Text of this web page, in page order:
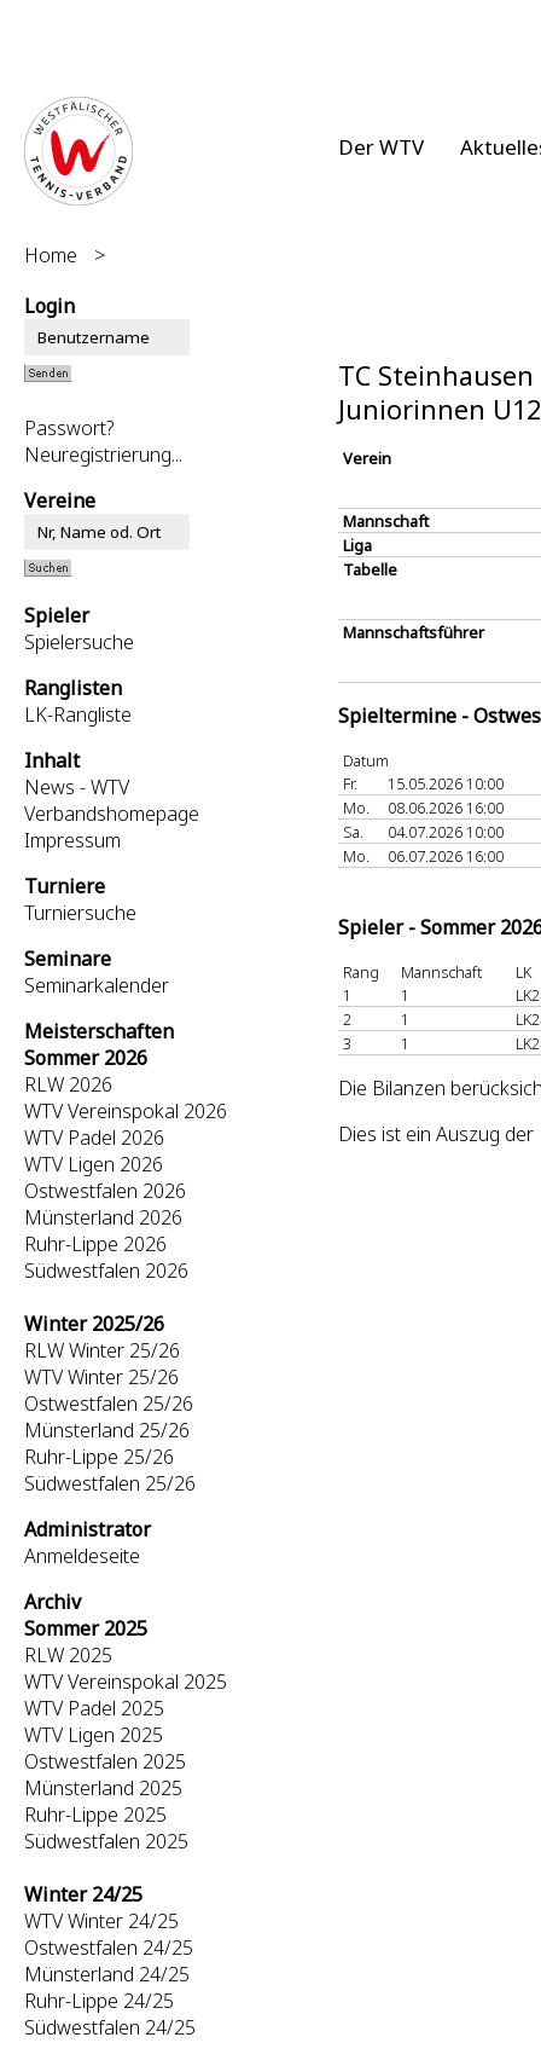
Der WTV
Home
>
Login
Passwort?
Neuregistrierung...
Vereine
Spieler
Spielersuche
Ranglisten
LK-Rangliste
Inhalt
News - WTV
Verbandshomepage
Impressum
Turniere
Turniersuche
Seminare
Seminarkalender
Meisterschaften
Sommer 2026
RLW 2026
WTV Vereinspokal 2026
WTV Padel 2026
WTV Ligen 2026
Ostwestfalen 2026
Münsterland 2026
Ruhr-Lippe 2026
Südwestfalen 2026
Winter 2025/26
RLW Winter 25/26
WTV Winter 25/26
Ostwestfalen 25/26
Münsterland 25/26
Ruhr-Lippe 25/26
Südwestfalen 25/26
Administrator
Anmeldeseite
Archiv
Sommer 2025
RLW 2025
WTV Vereinspokal 2025
WTV Padel 2025
WTV Ligen 2025
Ostwestfalen 2025
Münsterland 2025
Ruhr-Lippe 2025
Südwestfalen 2025
Winter 24/25
WTV Winter 24/25
Ostwestfalen 24/25
Münsterland 24/25
Ruhr-Lippe 24/25
Südwestfalen 24/25
TC Steinhausen
Juniorinnen
Verein
Mannschaft
Liga
Tabelle
Mannschaftsführer
Spieltermine -
Datum
Fr.
15.05.2026 10:00
Mo.
08.06.2026 16:00
Sa.
04.07.2026 10:00
Mo.
06.07.2026 16:00
Spieler - Sommer
Rang Mannschaft
LK
1
1
2
1
3
1
Die Bilanzen
Dies ist ein Auszug